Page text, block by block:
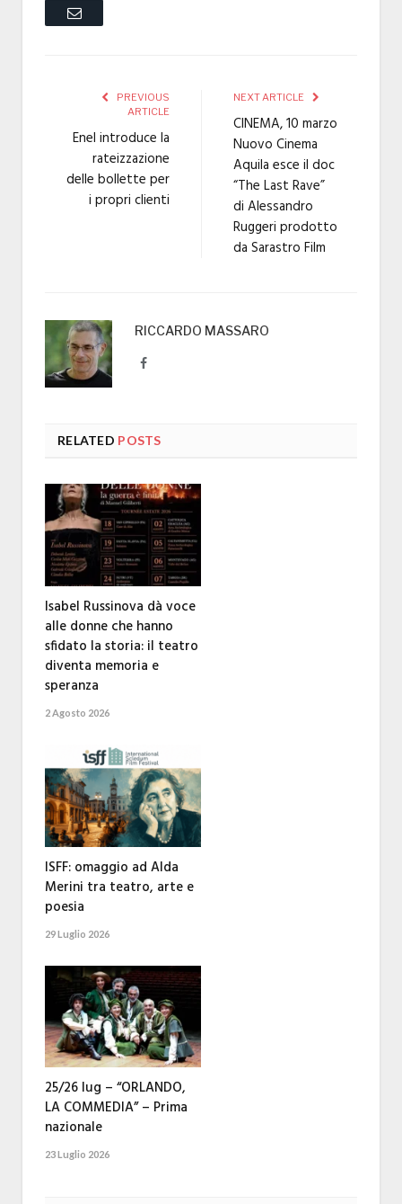
Email
PREVIOUS
ARTICLE
Enel introduce la
rateizzazione
delle bollette per
i propri clienti
NEXT ARTICLE
CINEMA, 10 marzo
Nuovo Cinema
Aquila esce il doc
“The Last Rave”
di Alessandro
Ruggeri prodotto
da Sarastro Film
RICCARDO MASSARO
Facebook
RELATED POSTS
Isabel Russinova dà voce
alle donne che hanno
sfidato la storia: il teatro
diventa memoria e
speranza
2 Agosto 2026
ISFF: omaggio ad Alda
Merini tra teatro, arte e
poesia
29 Luglio 2026
25/26 lug – “ORLANDO,
LA COMMEDIA” – Prima
nazionale
23 Luglio 2026